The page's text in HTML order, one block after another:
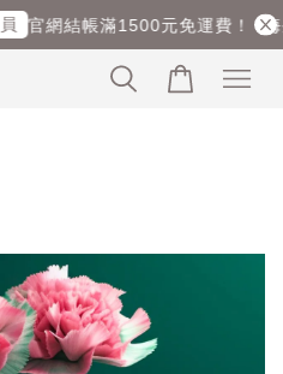
官網結帳滿1500元免運費！ (海